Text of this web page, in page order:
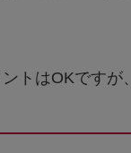
トはOKですが、